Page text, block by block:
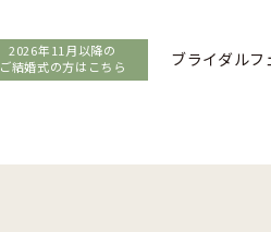
2026年11月以降の
ご結婚式の方はこちら
ブライダルフ